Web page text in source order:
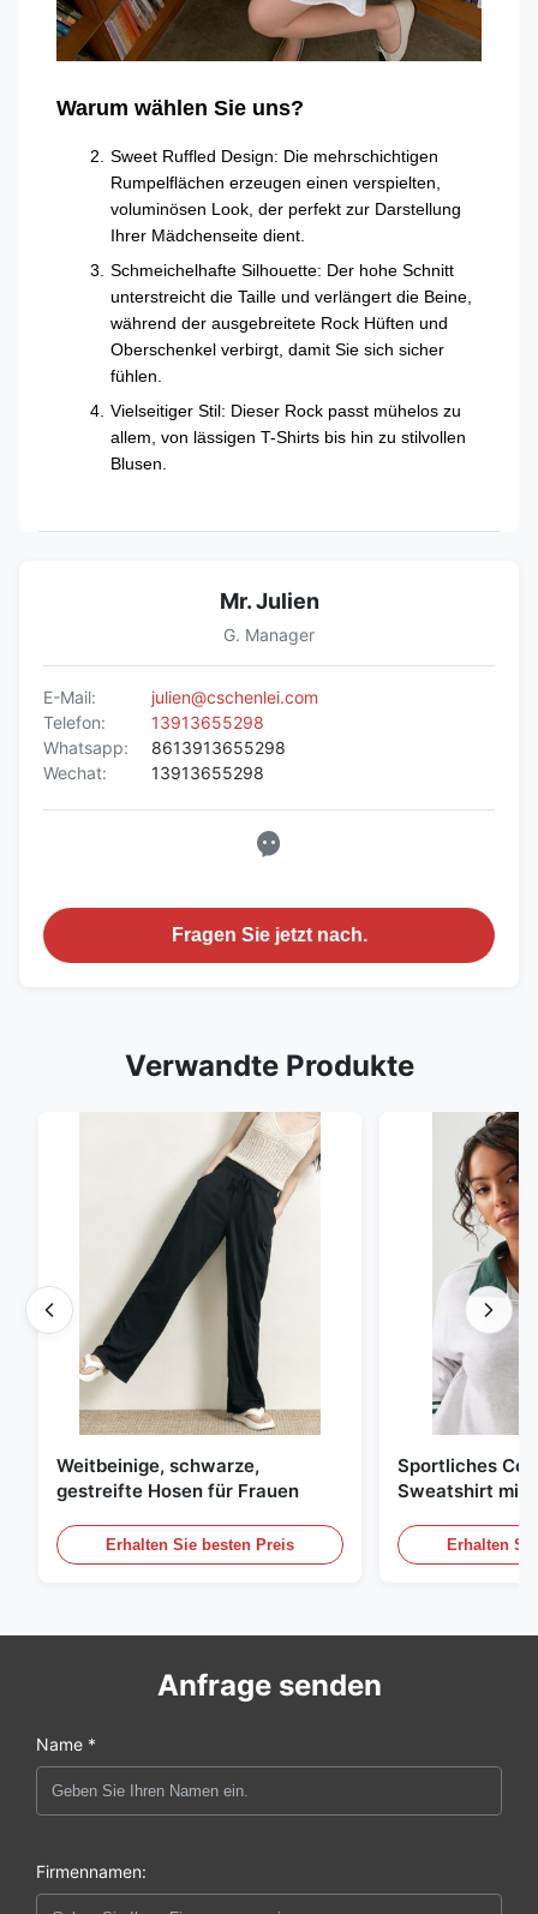
Warum wählen Sie uns?
Sweet Ruffled Design: Die mehrschichtigen
Rumpelflächen erzeugen einen verspielten,
voluminösen Look, der perfekt zur Darstellung
Ihrer Mädchenseite dient.
Schmeichelhafte Silhouette: Der hohe Schnitt
unterstreicht die Taille und verlängert die Beine,
während der ausgebreitete Rock Hüften und
Oberschenkel verbirgt, damit Sie sich sicher
fühlen.
Vielseitiger Stil: Dieser Rock passt mühelos zu
allem, von lässigen T-Shirts bis hin zu stilvollen
Blusen.
Mr. Julien
G. Manager
E-Mail:
julien@cschenlei.com
Telefon:
13913655298
Whatsapp:
8613913655298
Wechat:
13913655298
Fragen Sie jetzt nach.
Verwandte Produkte
Weitbeinige, schwarze,
gestreifte Hosen für Frauen
Erhalten Sie besten Preis
Sportliches
Sweatshirt mit
Erhalten
Anfrage senden
Name *
Firmennamen: